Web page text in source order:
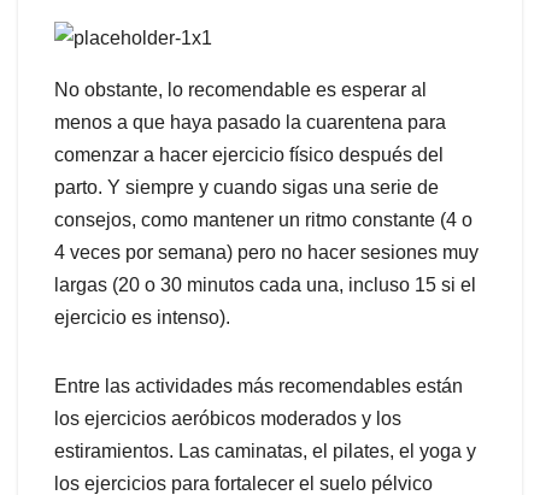
No obstante, lo recomendable es esperar al
menos a que haya pasado la cuarentena para
comenzar a hacer ejercicio físico después del
parto. Y siempre y cuando sigas una serie de
consejos, como mantener un ritmo constante (4 o
4 veces por semana) pero no hacer sesiones muy
largas (20 o 30 minutos cada una, incluso 15 si el
ejercicio es intenso).
Entre las actividades más recomendables están
los ejercicios aeróbicos moderados y los
estiramientos. Las caminatas, el pilates, el yoga y
los ejercicios para fortalecer el suelo pélvico